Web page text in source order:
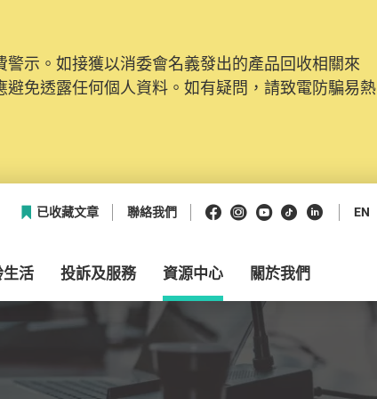
示。如接獲以消委會名義發出的產品回收相關來
免透露任何個人資料。如有疑問，請致電防騙易熱
已收藏文章 聯絡我們 Facebook
Instagram
Youtube
抖音領英 EN
活 投訴及服務 資源中心 關於我們